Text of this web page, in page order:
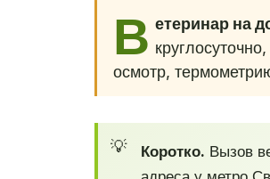
В етеринар на
осмотр,
Коротко. Вызов